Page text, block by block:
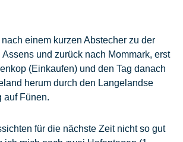
einem kurzen Abstecher zu der
und zurück nach Mommark, erst
(Einkaufen) und den Tag danach
herum durch den Langelandse
auf Fünen.
für die nächste Zeit nicht so gut